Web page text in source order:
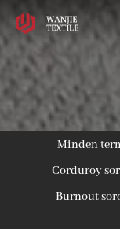
Minden
Corduroy
Burnout